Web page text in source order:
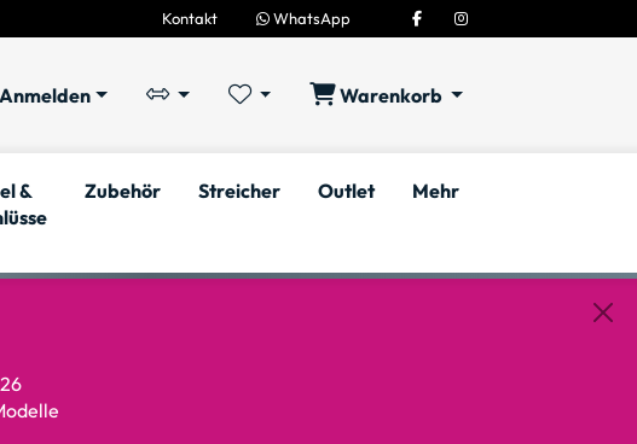
Kontakt WhatsApp
Anmelden Warenkorb
&
Zubehör Streicher Outlet Mehr